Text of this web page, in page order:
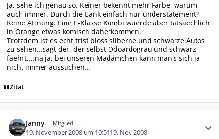
Ja, sehe ich genau so. Keiner bekennt mehr Farbe, warum
auch immer. Durch die Bank einfach nur understatement?
Keine AHnung. Eine E-Klasse Kombi wuerde aber tatsaechlich
in Orange etwas komisch daherkommen.
Trotzdem ist es echt trist bloss silberne und schwarze Autos
zu sehen...sagt der, der selbst Odoardograu und schwarz
faehrt....na ja, bei unseren Madämchen kann man's sich ja
nicht immer aussuchen...
Zitat
Janny Mitglied
19. November 2008 um 10:5119. Nov 2008